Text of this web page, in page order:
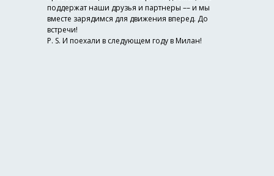
поддержат наши друзья и партнеры –– и мы
вместе зарядимся для движения вперед. До
встречи!
P. S. И поехали в следующем году в Милан!